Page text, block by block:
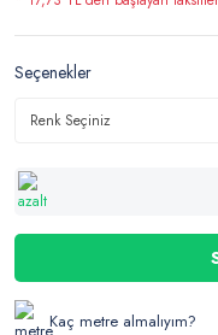
Seçenekler
Kaç metre almalıyım?